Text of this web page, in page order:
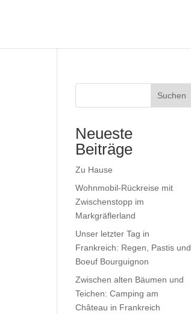
Suchen
Neueste
Beiträge
Zu Hause
Wohnmobil-Rückreise mit
Zwischenstopp im
Markgräflerland
Unser letzter Tag in
Frankreich: Regen, Pastis und
Boeuf Bourguignon
Zwischen alten Bäumen und
Teichen: Camping am
Château in Frankreich